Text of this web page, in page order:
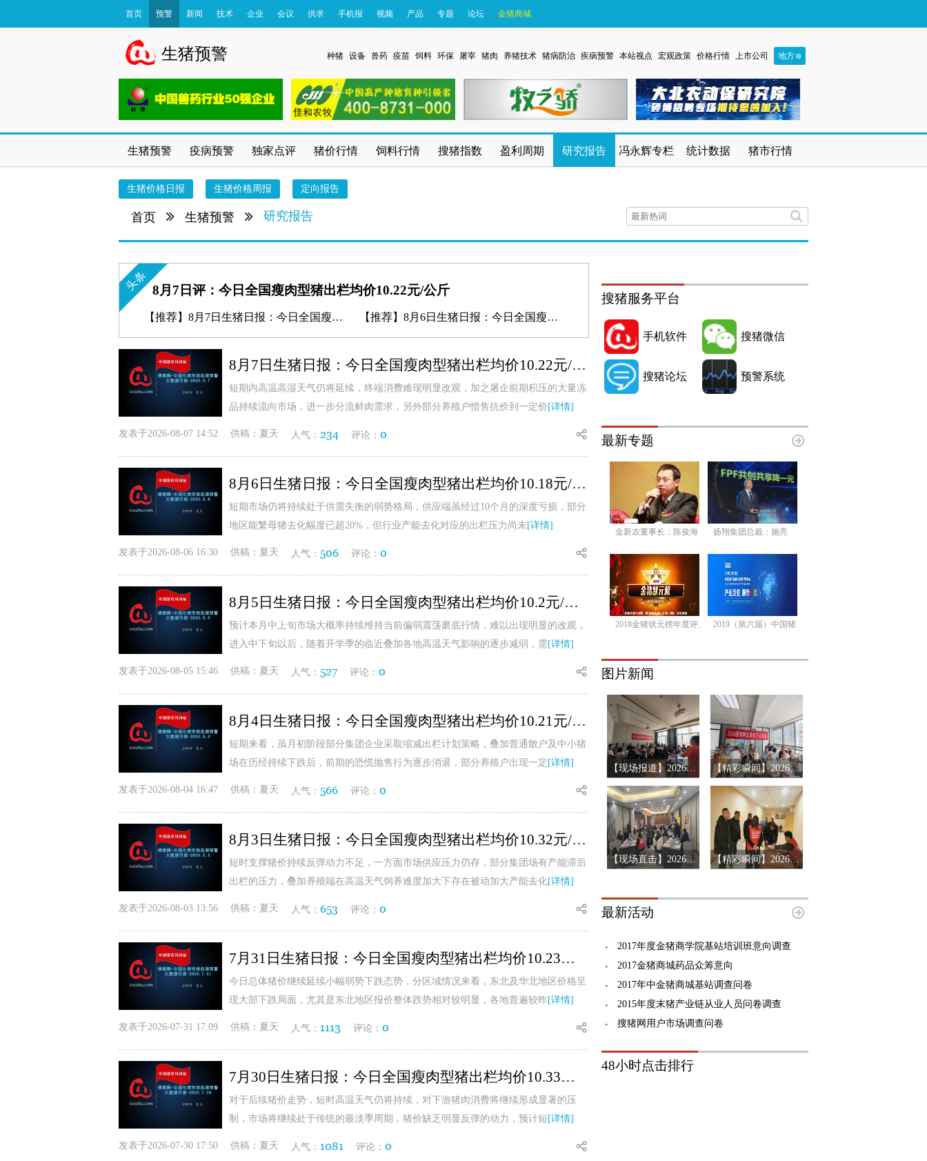
首页 预警 新闻 技术 企业 会议 供求 手机报 视频 产品 专题 论坛 金猪商城
数据库
生猪预警 种猪 设备 兽药 疫苗 饲料 环保 屠宰 猪肉 养猪技术 猪病防治 疾病预警 本站视点 宏观政策 价格行情 上市公司 地方
生猪预警 疫病预警 独家点评 猪价行情 饲料行情 搜猪指数 盈利周期 研究报告 冯永辉专栏 统计数据 猪市行情
生猪价格日报 生猪价格周报 定向报告
首页 生猪预警 研究报告
头条 8月7日评：今日全国瘦肉型猪出栏均价10.22元/公斤
【推荐】 8月7日生猪日报：今日全国瘦肉型猪出栏均价10.22元/公斤 【推荐】 8月6日生猪日报：今日全国瘦肉型猪出栏均价10.18元/公斤
8月7日生猪日报：今日全国瘦肉型猪出栏均价10.22元/公斤
短期内高温高湿天气仍将延续，终端消费难现明显改观，加之屠企前期积压的大量冻
品持续流向市场，进一步分流鲜肉需求，另外部分养殖户惜售抗价到一定价 [详情]
发表于2026-08-07 14:52 供稿： 夏天 人气： 234 评论： 0
8月6日生猪日报：今日全国瘦肉型猪出栏均价10.18元/公斤
短期市场仍将持续处于供需失衡的弱势格局，供应端虽经过10个月的深度亏损，部分
地区能繁母猪去化幅度已超20%，但行业产能去化对应的出栏压力尚未 [详情]
发表于2026-08-06 16:30 供稿： 夏天 人气： 506 评论： 0
8月5日生猪日报：今日全国瘦肉型猪出栏均价10.2元/公斤
预计本月中上旬市场大概率持续维持当前偏弱震荡磨底行情，难以出现明显的改观，
进入中下旬以后，随着开学季的临近叠加各地高温天气影响的逐步减弱，需 [详情]
发表于2026-08-05 15:46 供稿： 夏天 人气： 527 评论： 0
8月4日生猪日报：今日全国瘦肉型猪出栏均价10.21元/公斤
短期来看，虽月初阶段部分集团企业采取缩减出栏计划策略，叠加普通散户及中小猪
场在历经持续下跌后，前期的恐慌抛售行为逐步消退，部分养殖户出现一定 [详情]
发表于2026-08-04 16:47 供稿： 夏天 人气： 566 评论： 0
8月3日生猪日报：今日全国瘦肉型猪出栏均价10.32元/公斤
短时支撑猪价持续反弹动力不足，一方面市场供应压力仍存，部分集团场有产能滞后
出栏的压力，叠加养殖端在高温天气饲养难度加大下存在被动加大产能去化[详情]
发表于2026-08-03 13:56 供稿： 夏天 人气： 653 评论： 0
7月31日生猪日报：今日全国瘦肉型猪出栏均价10.23元/公斤
今日总体猪价继续延续小幅弱势下跌态势，分区域情况来看，东北及华北地区价格呈
现大部下跌局面，尤其是东北地区报价整体跌势相对较明显，各地普遍较昨[详情]
发表于2026-07-31 17:09 供稿： 夏天 人气： 1113 评论： 0
7月30日生猪日报：今日全国瘦肉型猪出栏均价10.33元/公斤
对于后续猪价走势，短时高温天气仍将持续，对下游猪肉消费将继续形成显著的压
制，市场将继续处于‌传统的最淡季周期，猪价缺乏明显反弹的动力，预计短 [详情]
发表于2026-07-30 17:50 供稿： 夏天 人气： 1081 评论： 0
搜猪服务平台
手机软件 搜猪微信
搜猪论坛 预警系统
最新专题
金新农董事长：陈俊海 扬翔集团总裁：施亮
2018金猪状元榜年度评选 2019（第六届）中国猪产业链市场风险预警年会
图片新闻
【现场报道】2026年搜猪俱乐部会员见面会-山东临沂站 【精彩瞬间】2026搜猪俱乐部会员见面会-山东济南站
【现场直击】2026第十三届猪产业链风险预警年会第三站-辽宁沈阳 【精彩瞬间】2026第十三届猪产业链风险预警年会济南站
最新活动
2017年度金猪商学院基站培训班意向调查
2017金猪商城药品众筹意向
2017年中金猪商城基站调查问卷
2015年度末猪产业链从业人员问卷调查
搜猪网用户市场调查问卷
48小时点击排行